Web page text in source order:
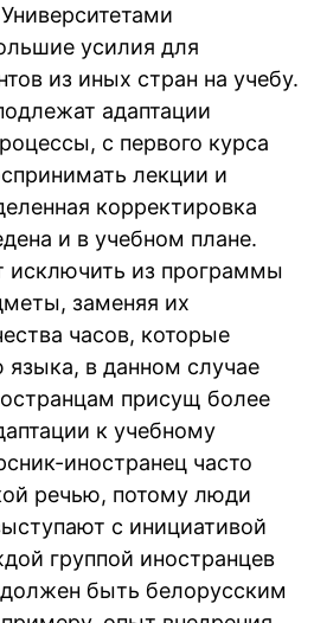
усилия для
из иных стран на учебу.
адаптации
с первого курса
лекции и
корректировка
и в учебном плане.
исключить из программы
заменяя их
часов, которые
языка, в данном случае
присущ более
к учебному
иностранец часто
речью, потому люди
с инициативой
группой иностранцев
быть белорусским